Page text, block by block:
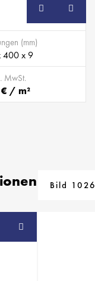
(mm)
400 x 9
MwSt.
/ m²
Bild